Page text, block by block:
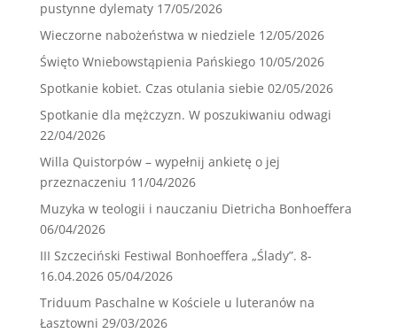
pustynne dylematy 17/05/2026
Wieczorne nabożeństwa w niedziele 12/05/2026
Święto Wniebowstąpienia Pańskiego 10/05/2026
Spotkanie kobiet. Czas otulania siebie 02/05/2026
Spotkanie dla mężczyzn. W poszukiwaniu odwagi
22/04/2026
Willa Quistorpów – wypełnij ankietę o jej
przeznaczeniu 11/04/2026
Muzyka w teologii i nauczaniu Dietricha Bonhoeffera
06/04/2026
III Szczeciński Festiwal Bonhoeffera „Ślady”. 8-
16.04.2026 05/04/2026
Triduum Paschalne w Kościele u luteranów na
Łasztowni 29/03/2026